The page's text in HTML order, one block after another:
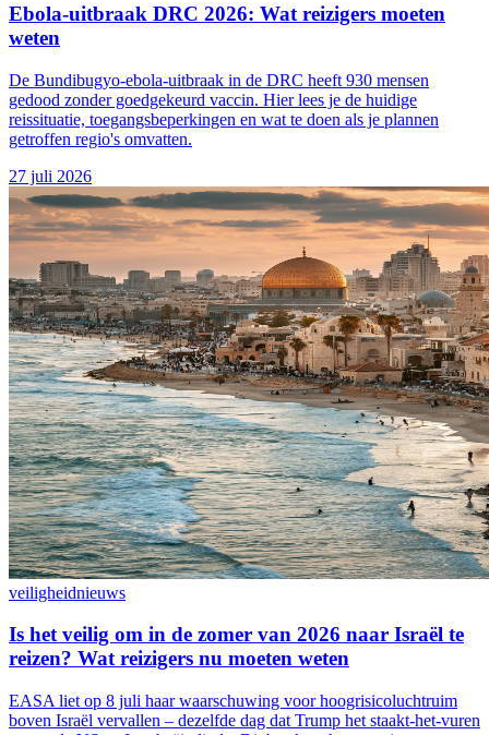
Ebola-uitbraak DRC 2026: Wat reizigers moeten
weten
De Bundibugyo-ebola-uitbraak in de DRC heeft 930 mensen
gedood zonder goedgekeurd vaccin. Hier lees je de huidige
reissituatie, toegangsbeperkingen en wat te doen als je plannen
getroffen regio's omvatten.
27 juli 2026
veiligheidnieuws
Is het veilig om in de zomer van 2026 naar Israël te
reizen? Wat reizigers nu moeten weten
EASA liet op 8 juli haar waarschuwing voor hoogrisicoluchtruim
boven Israël vervallen – dezelfde dag dat Trump het staakt-het-vuren